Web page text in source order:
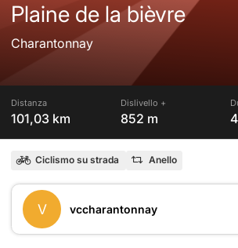
Plaine de la bièvre
Charantonnay
Distanza
101,03 km
Dislivello +
852 m
Ciclismo su strada Anello
V vccharantonnay